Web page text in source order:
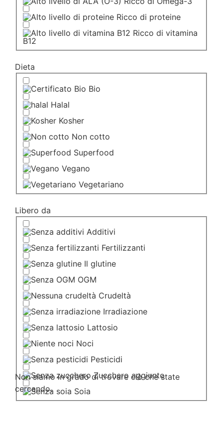
Ricco di proteine
Ricco di vitamina
B12
Dieta
Bio
Halal
Kosher
Non cotto
Superfood
Vegano
Vegetariano
Libero da
Additivi
Fertilizzanti
Il glutine
OGM
Crudeltà
Irradiazione
Lattosio
Noci
Pesticidi
Zucchero aggiunto
Soia
Non siamo in grado di trovare ciò che state
cercando.